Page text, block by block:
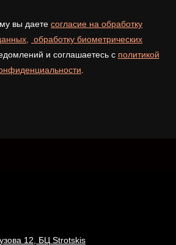
вы даете согласие на обработку
, обработку биометрических
и cоглашаетесь с политикой
.
12, БЦ Strotskis